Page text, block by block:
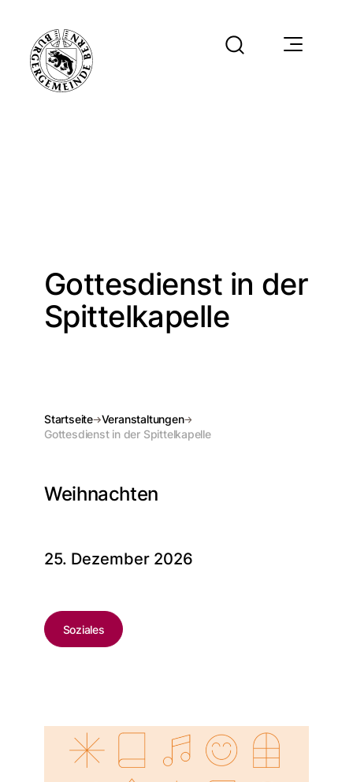
Gottesdienst in der
Spittelkapelle
Startseite
Veranstaltungen
Gottesdienst in der Spittelkapelle
Weihnachten
25. Dezember 2026
Soziales